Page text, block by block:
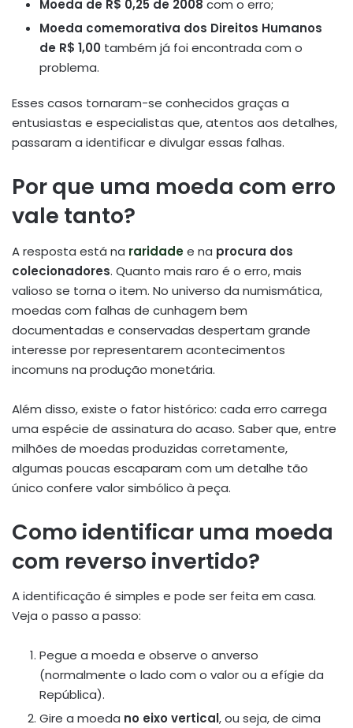
Moeda de R$ 0,25 de 2008 com o erro;
Moeda comemorativa dos Direitos Humanos
de R$ 1,00 também já foi encontrada com o
problema.
Esses casos tornaram-se conhecidos graças a
entusiastas e especialistas que, atentos aos detalhes,
passaram a identificar e divulgar essas falhas.
Por que uma moeda com erro
vale tanto?
A resposta está na raridadee na procura dos
colecionadores. Quanto mais raro é o erro, mais
valioso se torna o item. No universo da numismática,
moedas com falhas de cunhagem bem
documentadas e conservadas despertam grande
interesse por representarem acontecimentos
incomuns na produção monetária.
Além disso, existe o fator histórico: cada erro carrega
uma espécie de assinatura do acaso. Saber que, entre
milhões de moedas produzidas corretamente,
algumas poucas escaparam com um detalhe tão
único confere valor simbólico à peça.
Como identificar uma moeda
com reverso invertido?
A identificação é simples e pode ser feita em casa.
Veja o passo a passo:
Pegue a moeda e observe o anverso
(normalmente o lado com o valor ou a efígie da
República).
Gire a moeda no eixo vertical, ou seja, de cima